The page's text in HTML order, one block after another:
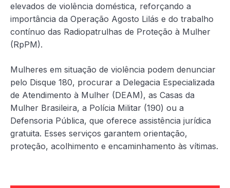
elevados de violência doméstica, reforçando a
importância da Operação Agosto Lilás e do trabalho
contínuo das Radiopatrulhas de Proteção à Mulher
(RpPM).
Mulheres em situação de violência podem denunciar
pelo Disque 180, procurar a Delegacia Especializada
de Atendimento à Mulher (DEAM), as Casas da
Mulher Brasileira, a Polícia Militar (190) ou a
Defensoria Pública, que oferece assistência jurídica
gratuita. Esses serviços garantem orientação,
proteção, acolhimento e encaminhamento às vítimas.